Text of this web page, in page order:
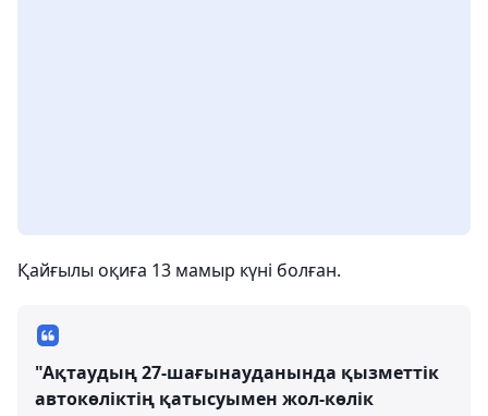
Қайғылы оқиға 13 мамыр күні болған.
"Ақтаудың 27-шағынауданында қызметтік
автокөліктің қатысуымен жол-көлік